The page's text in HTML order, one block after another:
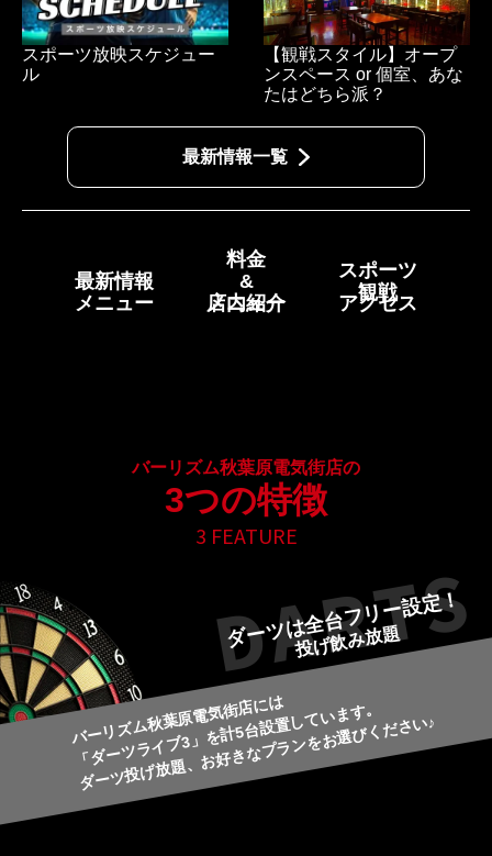
スポーツ放映スケジュー
ル
【観戦スタイル】オープ
ンスペース or 個室、あな
たはどちら派？
最新情報一覧
最新情報
料金
&
メニュー
スポーツ
観戦
メニュー 店内紹介 アクセス
バーリズム秋葉原電気街店の
3つの特徴
3 FEATURE
ダーツは全台フリー設定！
投げ飲み放題
バーリズム秋葉原電気街店には
「ダーツライブ3」を計5台設置しています。
ダーツ投げ放題、お好きなプランをお選びください♪